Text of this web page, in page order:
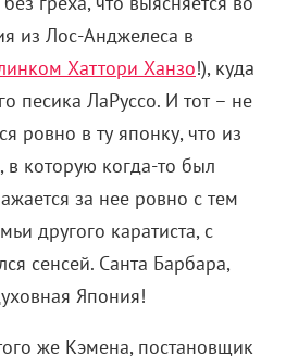
песика ЛаРуссо. И тот – не
ровно в ту японку, что из
которую когда-то был
за нее ровно с тем
другого каратиста, с
сенсей. Санта Барбара,
Япония!
же Кэмена, постановщик
– ведь, по сути, на кону